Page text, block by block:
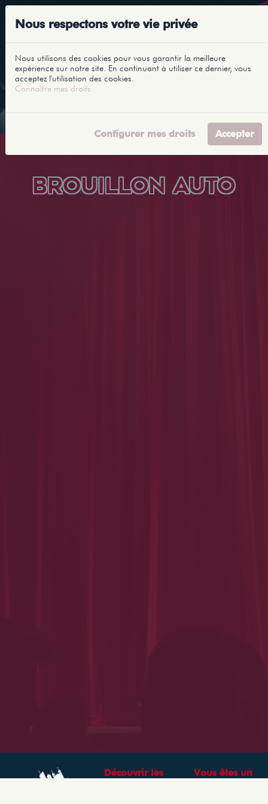
BROUILLON AUTO
Découvrir les
Vous êtes un
Nous respectons votre vie privée
Nous utilisons des cookies pour vous garantir la meilleure
expérience sur notre site. En continuant à utiliser ce dernier, vous
acceptez l'utilisation des cookies.
Connaître mes droits
Configurer mes droits Accepter